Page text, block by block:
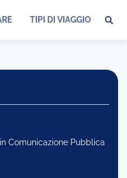
TIPI DI VIAGGIO
Comunicazione Pubblica